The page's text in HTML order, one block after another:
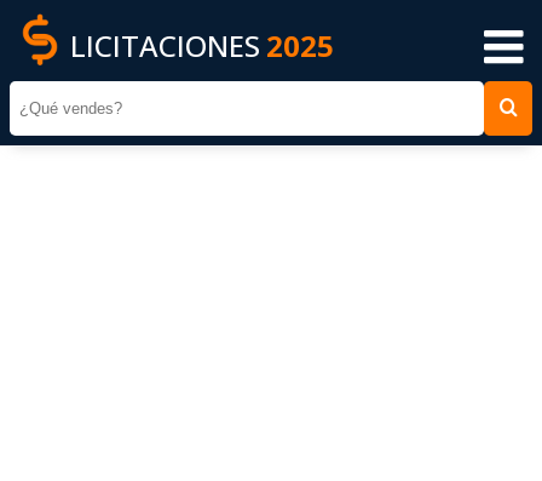
LICITACIONES 2025